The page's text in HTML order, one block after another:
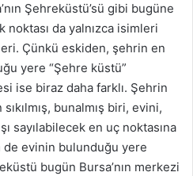
Şehreküstü’sü gibi bugüne
noktası da yalnızca isimleri
Çünkü eskiden, şehrin en
yere “Şehre küstü”
ise biraz daha farklı. Şehrin
bunalmış biri, evini,
sayılabilecek en uç noktasına
de evinin bulunduğu yere
bugün Bursa’nın merkezi